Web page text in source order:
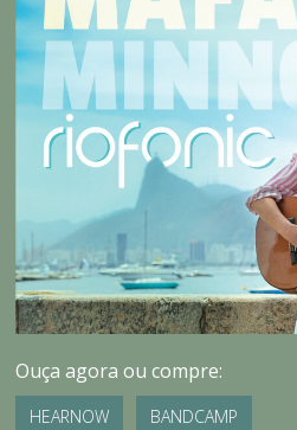
Ouça agora ou compre:
HEARNOW BANDCAMP